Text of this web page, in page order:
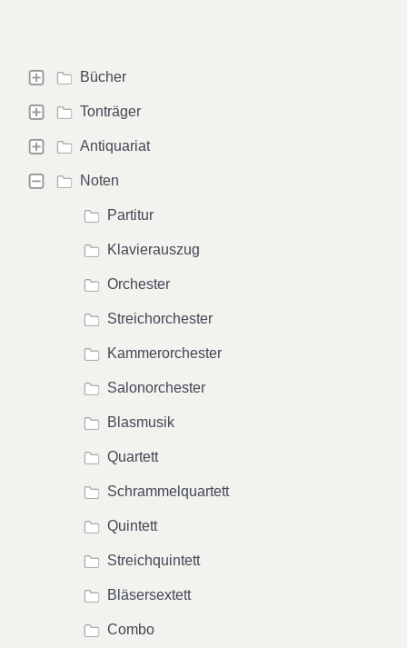
Bücher
Tonträger
Antiquariat
Noten
Partitur
Klavierauszug
Orchester
Streichorchester
Kammerorchester
Salonorchester
Blasmusik
Quartett
Schrammelquartett
Quintett
Streichquintett
Bläsersextett
Combo